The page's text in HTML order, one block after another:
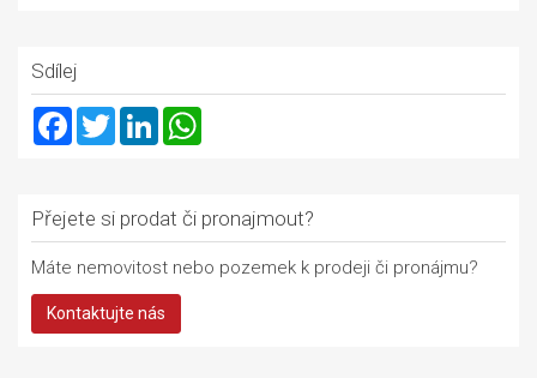
Sdílej
Facebook
TwitterLinkedIn
Přejete si prodat či pronajmout?
Máte nemovitost nebo pozemek k prodeji či pronájmu?
Kontaktujte nás